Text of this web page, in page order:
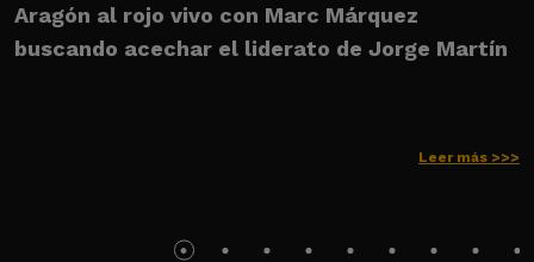
Aragón al rojo vivo con Marc Márquez
buscando acechar el liderato de Jorge Martín
Leer más >>>